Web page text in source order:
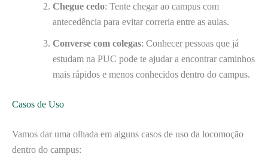
Chegue cedo: Tente chegar ao campus com
antecedência para evitar correria entre as aulas.
Converse com colegas: Conhecer pessoas que já
estudam na PUC pode te ajudar a encontrar caminhos
mais rápidos e menos conhecidos dentro do campus.
Casos de Uso
Vamos dar uma olhada em alguns casos de uso da locomoção
dentro do campus: